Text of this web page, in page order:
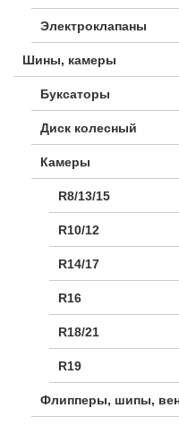
Электроклапаны
Шины, камеры
Буксаторы
Диск колесный
Камеры
R8/13/15
R10/12
R14/17
R16
R18/21
R19
Флипперы, шипы,